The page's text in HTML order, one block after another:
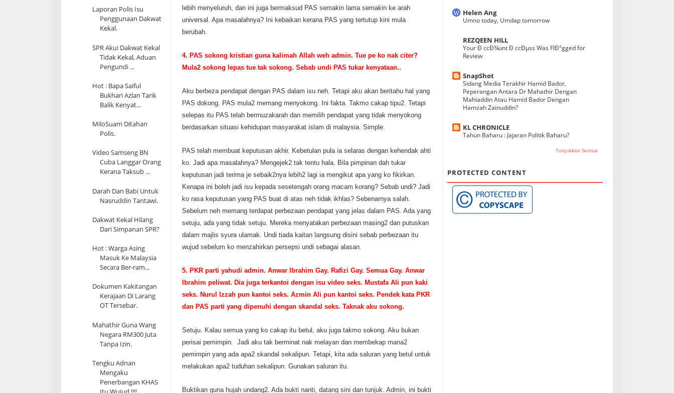
Laporan Polis Isu
Penggunaan Dakwat
Kekal.
SPR Akui Dakwat Kekal
Tidak Kekal, Aduan
Pengundi ...
Hot : Bapa Saiful
Bukhari Azlan Tarik
Balik Kenyat...
MiloSuam Ditahan
Polis.
Video Samseng BN
Cuba Langgar Orang
Kerana Taksub ...
Darah Dan Babi Untuk
Nasruddin Tantawi.
Dakwat Kekal Hilang
Dari Simpanan SPR?
Hot : Warga Asing
Masuk Ke Malaysia
Secara Ber-ram...
Dokumen Kakitangan
Kerajaan Di Larang
OT Tersebar.
Mahathir Guna Wang
Negara RM300 Juta
Tanpa Izin.
Tengku Adnan
Mengaku
Penerbangan KHAS
lebih menyeluruh, dan ini juga bermaksud PAS semakin lama semakin ke arah
universal. Apa masalahnya? Ini kebaikan kerana PAS yang tertutup kini mula
berubah.
4. PAS sokong kristian guna kalimah Allah weh admin. Tue pe ko nak citer?
Mula2 sokong lepas tue tak sokong. Sebab undi PAS tukar kenyataan..
Aku berbeza pendapat dengan PAS dalam isu neh. Tetapi aku akan beritahu hal yang
PAS dokong. PAS mula2 memang menyokong. Ini fakta. Takmo cakap tipu2. Tetapi
selepas itu PAS telah bermuzakarah dan memilih pendapat yang tidak menyokong
berdasarkan situasi kehidupan masyarakat islam di malaysia. Simple.
PAS telah membuat keputusan akhir. Kebetulan pula ia selaras dengan kehendak ahti
ko. Jadi apa masalahnya? Mengejek2 tak tentu hala. Bila pimpinan dah tukar
keputusan jadi terima je sebaik2nya lebih2 lagi ia mengikut apa yang ko fikirkan.
Kenapa ini boleh jadi isu kepada sesetengah orang macam korang? Sebab undi? Jadi
ko rasa keputusan yang PAS buat di atas neh tidak ikhlas? Sebenarnya salah.
Sebelum neh memang terdapat perbezaan pendapat yang jelas dalam PAS. Ada yang
setuju, ada yang tidak setuju. Mereka menyatakan perbezaan masing2 dan putuskan
dalam majlis syura ulamak. Undi tiada kaitan langsung disini sebab perbezaan itu
wujud sebelum ko menzahirkan persepsi undi sebagai alasan.
5. PKR parti yahudi admin. Anwar Ibrahim Gay. Rafizi Gay. Semua Gay. Anwar
Ibrahim peliwat. Dia juga terkantoi dengan isu video seks. Mustafa Ali pun kaki
seks. Nurul Izzah pun kantoi seks. Azmin Ali pun kantoi seks. Pendek kata PKR
dan PAS parti yang dipenuhi dengan skandal seks. Taknak aku sokong.
Setuju. Kalau semua yang ko cakap itu betul, aku juga takmo sokong. Aku bukan
perisai pemimpin. Jadi aku tak berminat nak melayan dan membekap mana2
pemimpin yang ada apa2 skandal sekalipun. Tetapi, kita ada saluran yang betul untuk
melakukan apa2 tuduhan sekalipun. Gunakan saluran itu.
Buktikan guna hujah undang2. Ada bukti nanti, datang sini dan tunjuk. Admin, ini bukti
Helen Ang
Umno today, Umdap tomorrow
REZQEEN HILL
Your Ð ccÐ¾unt Ð ccÐµss Was FlÐ°gged for
Review
SnapShot
Sidang Media Terakhir Hamid Bador,
Peperangan Antara Dr Mahathir Dengan
Mahiaddin Atau Hamid Bador Dengan
Hamzah Zainuddin?
KL CHRONICLE
Tahun Baharu : Jajaran Politik Baharu?
Tunjukkan Semua
PROTECTED CONTENT